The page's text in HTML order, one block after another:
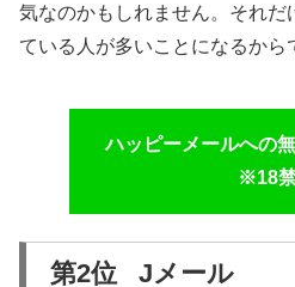
気なのかもしれません。それ
ている人が多いことになるから
ハッピーメールへの
※18
第2位 Jメール